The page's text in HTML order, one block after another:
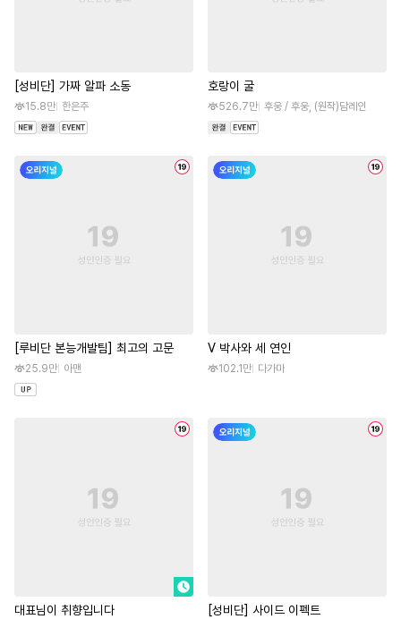
[성비단] 가짜 알파 소동
15.8만 한은주
호랑이 굴
526.7만 후웅 / 후웅, (원작)담레인
[루비단 본능개발팀] 최고의 고문
25.9만 아맨
V 박사와 세 연인
102.1만 다가마
대표님이 취향입니다 [성비단] 사이드 이펙트